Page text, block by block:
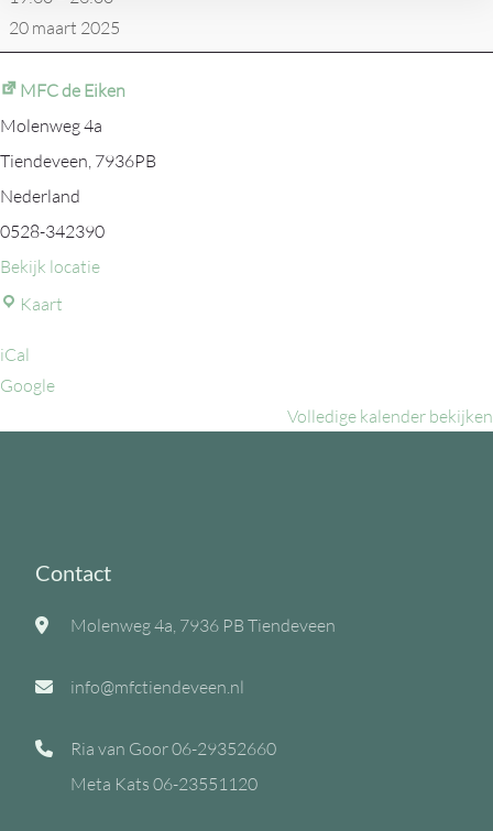
20 maart 2025
MFC de Eiken
Molenweg 4a
Tiendeveen, 7936PB
Nederland
0528-342390
Bekijk locatie
Kaart
iCal
Google
Volledige kalender bekijken
Contact
Molenweg 4a, 7936 PB Tiendeveen
info@mfctiendeveen.nl
Ria van Goor06-29352660
Meta Kats 06-23551120